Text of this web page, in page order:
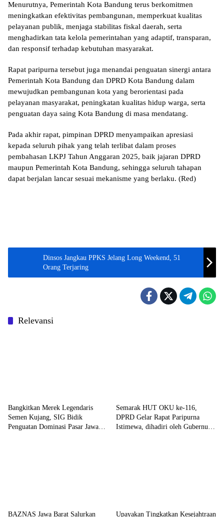
Menurutnya, Pemerintah Kota Bandung terus berkomitmen
meningkatkan efektivitas pembangunan, memperkuat kualitas
pelayanan publik, menjaga stabilitas fiskal daerah, serta
menghadirkan tata kelola pemerintahan yang adaptif, transparan,
dan responsif terhadap kebutuhan masyarakat.
Rapat paripurna tersebut juga menandai penguatan sinergi antara
Pemerintah Kota Bandung dan DPRD Kota Bandung dalam
mewujudkan pembangunan kota yang berorientasi pada
pelayanan masyarakat, peningkatan kualitas hidup warga, serta
penguatan daya saing Kota Bandung di masa mendatang.
Pada akhir rapat, pimpinan DPRD menyampaikan apresiasi
kepada seluruh pihak yang telah terlibat dalam proses
pembahasan LKPJ Tahun Anggaran 2025, baik jajaran DPRD
maupun Pemerintah Kota Bandung, sehingga seluruh tahapan
dapat berjalan lancar sesuai mekanisme yang berlaku. (Red)
Dinsos Jangkau PPKS Jelang Long Weekend, 51
Orang Terjaring
Relevansi
Bangkitkan Merek Legendaris
Semen Kujang, SIG Bidik
Penguatan Dominasi Pasar Jawa
Semarak HUT OKU ke-116,
DPRD Gelar Rapat Paripurna
Istimewa, dihadiri oleh Gubernur
BAZNAS Jawa Barat Salurkan
Upayakan Tingkatkan Kesejahtraan